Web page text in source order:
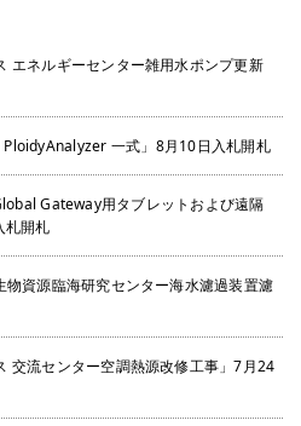
エネルギーセンター雑用水ポンプ更新
一式」8月10日入札開札
Gateway用タブレットおよび遠隔
開札
資源臨海研究センター海水濾過装置濾
交流センター空調熱源改修工事」7月24